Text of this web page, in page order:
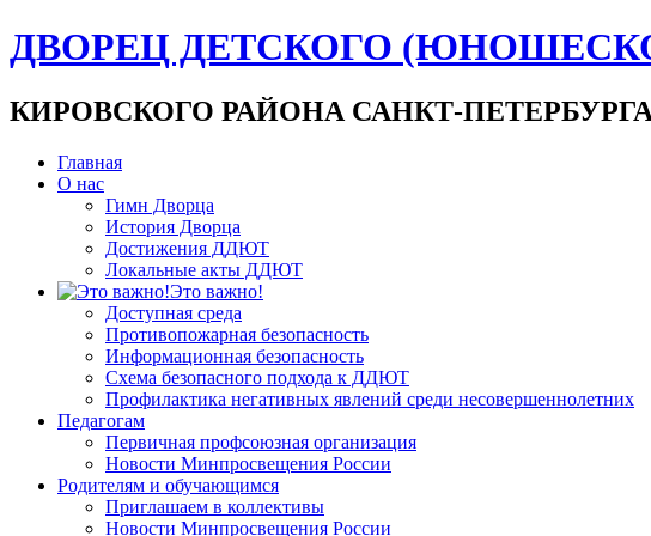
ДВОРЕЦ ДЕТСКОГО
КИРОВСКОГО РАЙОНА САНКТ-ПЕТЕРБУРГА
Главная
О нас
Гимн Дворца
История Дворца
Достижения ДДЮТ
Локальные акты ДДЮТ
Это важно!
Доступная среда
Противопожарная безопасность
Информационная безопасность
Схема безопасного подхода к ДДЮТ
Профилактика негативных явлений среди несовершеннолетних
Педагогам
Первичная профсоюзная организация
Новости Минпросвещения России
Родителям и обучающимся
Приглашаем в коллективы
Новости Минпросвещения России